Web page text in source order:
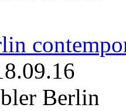
Berlin